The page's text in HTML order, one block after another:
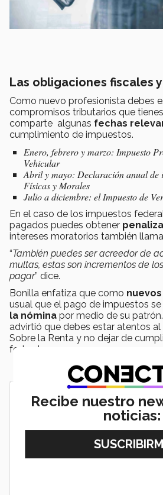
Las obligaciones fiscales
Como nuevo profesionista debes
compromisos tributarios que
comparte algunas fechas
cumplimiento de impuestos.
Enero, febrero y marzo: Impuesto
Vehicular
Abril y mayo: Declaración anual de
Físicas y Morales
Julio a diciembre: el Impuesto de
En el caso de los impuestos
pagados puedes obtener
intereses moratorios también
“También puedes ser acreedor de
multas, estas son incrementos de
pagar” dice.
Bonilla enfatiza que como
usual que el pago de impuestos se
la nómina por medio de su
advirtió que debes estar atentos
Sobre la Renta y no dejar de
federales.
Recibe nuestro
noticias: